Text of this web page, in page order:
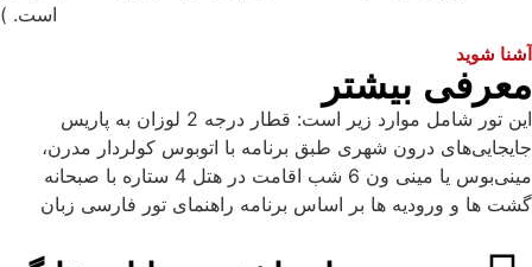
است. )
آشنا شوید
معرفی بیشتر
این تور شامل موارد زیر است: قطار درجه 2 لوزان به پاریس
جایجایی‌های درون شهری طبق برنامه با اتوبوس کولردار مدرن،
مینی‌بوس یا مینی ون 6 شب اقامت در هتل‌ 4 ستاره با صبحانه
گشت ها و ورودیه ها بر اساس برنامه راهنمای تور فارسی زبان